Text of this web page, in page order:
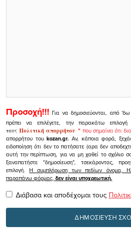
Προσοχή!!! Για να δημοσιεύονται, από
πρέπει να επιλέγετε, την παρακάτω επιλογή
τουςΠολιτική απορρήτου" που σημαίνει ότι
απορρήτου τουkozan.gr. Αν, κάποια φορά,
ειδοποίηση ότι δεν το πατήσατε (αρα δεν
αυτή την περίπτωση, για να μη χαθεί το σχόλιο
ξαναπατήστε "δημοσίευση", τσεκάροντας,
επιλογή.Η συμπλήρωση των πεδίων όνομα,
παραπάνω φόρμας, δεν είναι υποχρεωτική.
Διάβασα και αποδέχομαι τους